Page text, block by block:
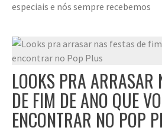
especiais e nós sempre recebemos
LOOKS PRA ARRASAR
DE FIM DE ANO QUE
ENCONTRAR NO POP